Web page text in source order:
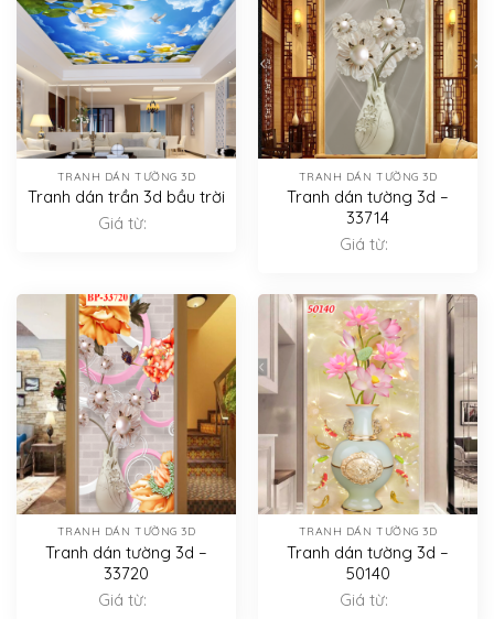
TRANH DÁN TƯỜNG 3D
Tranh dán trần 3d bầu trời
Giá từ:
TRANH DÁN TƯỜNG 3D
Tranh dán tường 3d –
33714
Giá từ:
TRANH DÁN TƯỜNG 3D
Tranh dán tường 3d –
33720
Giá từ:
TRANH DÁN TƯỜNG 3D
Tranh dán tường 3d –
50140
Giá từ: